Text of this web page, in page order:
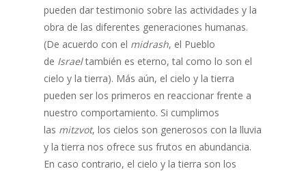
pueden dar testimonio sobre las actividades y la
obra de las diferentes generaciones humanas.
(De acuerdo con el midrash, el Pueblo
de Israeltambién es eterno, tal como lo son el
cielo y la tierra). Más aún, el cielo y la tierra
pueden ser los primeros en reaccionar frente a
nuestro comportamiento. Si cumplimos
las mitzvot, los cielos son generosos con la lluvia
y la tierra nos ofrece sus frutos en abundancia.
En caso contrario, el cielo y la tierra son los